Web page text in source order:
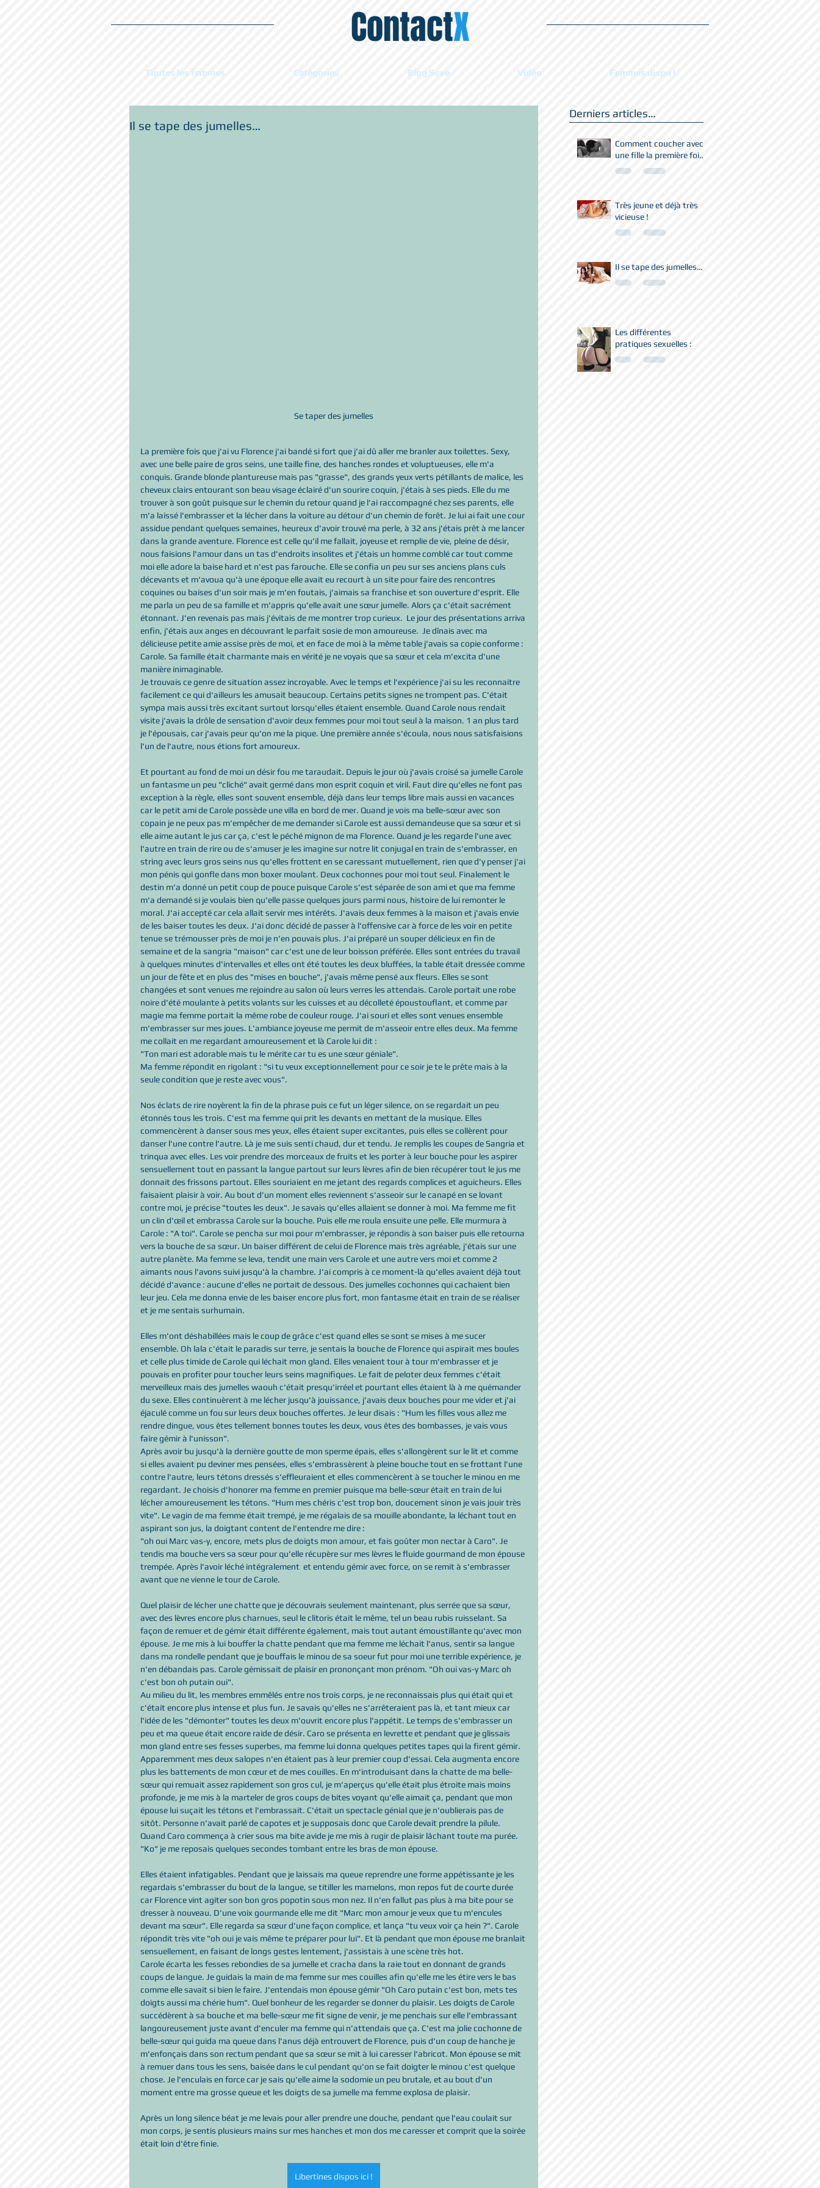
ContactX
Toutes les femmes Catégories Blog Sexe Vidéo Femmes dispo !
Il se tape des jumelles…
Se taper des jumelles
La première fois que j'ai vu Florence j'ai bandé si fort que j'ai dû aller me branler aux toilettes. Sexy,
avec une belle paire de gros seins, une taille fine, des hanches rondes et voluptueuses, elle m'a
conquis. Grande blonde plantureuse mais pas "grasse", des grands yeux verts pétillants de malice, les
cheveux clairs entourant son beau visage éclairé d'un sourire coquin, j'étais à ses pieds. Elle du me
trouver à son goût puisque sur le chemin du retour quand je l'ai raccompagné chez ses parents, elle
m'a laissé l'embrasser et la lécher dans la voiture au détour d'un chemin de forêt. Je lui ai fait une cour
assidue pendant quelques semaines, heureux d'avoir trouvé ma perle, à 32 ans j'étais prêt à me lancer
dans la grande aventure. Florence est celle qu'il me fallait, joyeuse et remplie de vie, pleine de désir,
nous faisions l'amour dans un tas d'endroits insolites et j'étais un homme comblé car tout comme
moi elle adore la baise hard et n'est pas farouche. Elle se confia un peu sur ses anciens plans culs
décevants et m'avoua qu'à une époque elle avait eu recourt à un site pour faire des rencontres
coquines ou baises d'un soir mais je m'en foutais, j'aimais sa franchise et son ouverture d'esprit. Elle
me parla un peu de sa famille et m'appris qu'elle avait une sœur jumelle. Alors ça c'était sacrément
étonnant. J'en revenais pas mais j'évitais de me montrer trop curieux.  Le jour des présentations arriva
enfin, j'étais aux anges en découvrant le parfait sosie de mon amoureuse.  Je dînais avec ma
délicieuse petite amie assise près de moi, et en face de moi à la même table j'avais sa copie conforme :
Carole. Sa famille était charmante mais en vérité je ne voyais que sa sœur et cela m'excita d'une
manière inimaginable.
Je trouvais ce genre de situation assez incroyable. Avec le temps et l'expérience j'ai su les reconnaitre
facilement ce qui d'ailleurs les amusait beaucoup. Certains petits signes ne trompent pas. C'était
sympa mais aussi très excitant surtout lorsqu'elles étaient ensemble. Quand Carole nous rendait
visite j'avais la drôle de sensation d'avoir deux femmes pour moi tout seul à la maison. 1 an plus tard
je l'épousais, car j'avais peur qu'on me la pique. Une première année s'écoula, nous nous satisfaisions
l'un de l'autre, nous étions fort amoureux.
Et pourtant au fond de moi un désir fou me taraudait. Depuis le jour où j'avais croisé sa jumelle Carole
un fantasme un peu "cliché" avait germé dans mon esprit coquin et viril. Faut dire qu'elles ne font pas
exception à la règle, elles sont souvent ensemble, déjà dans leur temps libre mais aussi en vacances
car le petit ami de Carole possède une villa en bord de mer. Quand je vois ma belle-sœur avec son
copain je ne peux pas m'empêcher de me demander si Carole est aussi demandeuse que sa sœur et si
elle aime autant le jus car ça, c'est le péché mignon de ma Florence. Quand je les regarde l'une avec
l'autre en train de rire ou de s'amuser je les imagine sur notre lit conjugal en train de s'embrasser, en
string avec leurs gros seins nus qu'elles frottent en se caressant mutuellement, rien que d'y penser j'ai
mon pénis qui gonfle dans mon boxer moulant. Deux cochonnes pour moi tout seul. Finalement le
destin m'a donné un petit coup de pouce puisque Carole s'est séparée de son ami et que ma femme
m'a demandé si je voulais bien qu'elle passe quelques jours parmi nous, histoire de lui remonter le
moral. J'ai accepté car cela allait servir mes intérêts. J'avais deux femmes à la maison et j'avais envie
de les baiser toutes les deux. J'ai donc décidé de passer à l'offensive car à force de les voir en petite
tenue se trémousser près de moi je n'en pouvais plus. J'ai préparé un souper délicieux en fin de
semaine et de la sangria "maison" car c'est une de leur boisson préférée. Elles sont entrées du travail
à quelques minutes d'intervalles et elles ont été toutes les deux bluffées, la table était dressée comme
un jour de fête et en plus des "mises en bouche", j'avais même pensé aux fleurs. Elles se sont
changées et sont venues me rejoindre au salon où leurs verres les attendais. Carole portait une robe
noire d'été moulante à petits volants sur les cuisses et au décolleté époustouflant, et comme par
magie ma femme portait la même robe de couleur rouge. J'ai souri et elles sont venues ensemble
m'embrasser sur mes joues. L'ambiance joyeuse me permit de m'asseoir entre elles deux. Ma femme
me collait en me regardant amoureusement et là Carole lui dit :
"Ton mari est adorable mais tu le mérite car tu es une sœur géniale".
Ma femme répondit en rigolant : "si tu veux exceptionnellement pour ce soir je te le prête mais à la
seule condition que je reste avec vous".
Nos éclats de rire noyèrent la fin de la phrase puis ce fut un léger silence, on se regardait un peu
étonnés tous les trois. C'est ma femme qui prit les devants en mettant de la musique. Elles
commencèrent à danser sous mes yeux, elles étaient super excitantes, puis elles se collèrent pour
danser l'une contre l'autre. Là je me suis senti chaud, dur et tendu. Je remplis les coupes de Sangria et
trinqua avec elles. Les voir prendre des morceaux de fruits et les porter à leur bouche pour les aspirer
sensuellement tout en passant la langue partout sur leurs lèvres afin de bien récupérer tout le jus me
donnait des frissons partout. Elles souriaient en me jetant des regards complices et aguicheurs. Elles
faisaient plaisir à voir. Au bout d'un moment elles reviennent s'asseoir sur le canapé en se lovant
contre moi, je précise "toutes les deux". Je savais qu'elles allaient se donner à moi. Ma femme me fit
un clin d'œil et embrassa Carole sur la bouche. Puis elle me roula ensuite une pelle. Elle murmura à
Carole : "A toi". Carole se pencha sur moi pour m'embrasser, je répondis à son baiser puis elle retourna
vers la bouche de sa sœur. Un baiser différent de celui de Florence mais très agréable, j'étais sur une
autre planète. Ma femme se leva, tendit une main vers Carole et une autre vers moi et comme 2
aimants nous l'avons suivi jusqu'à la chambre. J'ai compris à ce moment-là qu'elles avaient déjà tout
décidé d'avance : aucune d'elles ne portait de dessous. Des jumelles cochonnes qui cachaient bien
leur jeu. Cela me donna envie de les baiser encore plus fort, mon fantasme était en train de se réaliser
et je me sentais surhumain.
Elles m'ont déshabillées mais le coup de grâce c'est quand elles se sont se mises à me sucer
ensemble. Oh lala c'était le paradis sur terre, je sentais la bouche de Florence qui aspirait mes boules
et celle plus timide de Carole qui léchait mon gland. Elles venaient tour à tour m'embrasser et je
pouvais en profiter pour toucher leurs seins magnifiques. Le fait de peloter deux femmes c'était
merveilleux mais des jumelles waouh c'était presqu'irréel et pourtant elles étaient là à me quémander
du sexe. Elles continuèrent à me lécher jusqu'à jouissance, j'avais deux bouches pour me vider et j'ai
éjaculé comme un fou sur leurs deux bouches offertes. Je leur disais : "Hum les filles vous allez me
rendre dingue, vous êtes tellement bonnes toutes les deux, vous êtes des bombasses, je vais vous
faire gémir à l'unisson".
Après avoir bu jusqu'à la dernière goutte de mon sperme épais, elles s'allongèrent sur le lit et comme
si elles avaient pu deviner mes pensées, elles s'embrassèrent à pleine bouche tout en se frottant l'une
contre l'autre, leurs tétons dressés s'effleuraient et elles commencèrent à se toucher le minou en me
regardant. Je choisis d'honorer ma femme en premier puisque ma belle-sœur était en train de lui
lécher amoureusement les tétons. "Hum mes chéris c'est trop bon, doucement sinon je vais jouir très
vite". Le vagin de ma femme était trempé, je me régalais de sa mouille abondante, la léchant tout en
aspirant son jus, la doigtant content de l'entendre me dire :
"oh oui Marc vas-y, encore, mets plus de doigts mon amour, et fais goûter mon nectar à Caro". Je
tendis ma bouche vers sa sœur pour qu'elle récupère sur mes lèvres le fluide gourmand de mon épouse
trempée. Après l'avoir léché intégralement  et entendu gémir avec force, on se remit à s'embrasser
avant que ne vienne le tour de Carole.
Quel plaisir de lécher une chatte que je découvrais seulement maintenant, plus serrée que sa sœur,
avec des lèvres encore plus charnues, seul le clitoris était le même, tel un beau rubis ruisselant. Sa
façon de remuer et de gémir était différente également, mais tout autant émoustillante qu'avec mon
épouse. Je me mis à lui bouffer la chatte pendant que ma femme me léchait l'anus, sentir sa langue
dans ma rondelle pendant que je bouffais le minou de sa soeur fut pour moi une terrible expérience, je
n'en débandais pas. Carole gémissait de plaisir en prononçant mon prénom. "Oh oui vas-y Marc oh
c'est bon oh putain oui".
Au milieu du lit, les membres emmêlés entre nos trois corps, je ne reconnaissais plus qui était qui et
c'était encore plus intense et plus fun. Je savais qu'elles ne s'arrêteraient pas là, et tant mieux car
l'idée de les "démonter" toutes les deux m'ouvrit encore plus l'appétit. Le temps de s'embrasser un
peu et ma queue était encore raide de désir. Caro se présenta en levrette et pendant que je glissais
mon gland entre ses fesses superbes, ma femme lui donna quelques petites tapes qui la firent gémir.
Apparemment mes deux salopes n'en étaient pas à leur premier coup d'essai. Cela augmenta encore
plus les battements de mon cœur et de mes couilles. En m'introduisant dans la chatte de ma belle-
sœur qui remuait assez rapidement son gros cul, je m'aperçus qu'elle était plus étroite mais moins
profonde, je me mis à la marteler de gros coups de bites voyant qu'elle aimait ça, pendant que mon
épouse lui suçait les tétons et l'embrassait. C'était un spectacle génial que je n'oublierais pas de
sitôt. Personne n'avait parlé de capotes et je supposais donc que Carole devait prendre la pilule.
Quand Caro commença à crier sous ma bite avide je me mis à rugir de plaisir lâchant toute ma purée.
"Ko" je me reposais quelques secondes tombant entre les bras de mon épouse.
Elles étaient infatigables. Pendant que je laissais ma queue reprendre une forme appétissante je les
regardais s'embrasser du bout de la langue, se titiller les mamelons, mon repos fut de courte durée
car Florence vint agiter son bon gros popotin sous mon nez. Il n'en fallut pas plus à ma bite pour se
dresser à nouveau. D'une voix gourmande elle me dit "Marc mon amour je veux que tu m'encules
devant ma sœur". Elle regarda sa sœur d'une façon complice, et lança "tu veux voir ça hein ?". Carole
répondit très vite "oh oui je vais même te préparer pour lui". Et là pendant que mon épouse me branlait
sensuellement, en faisant de longs gestes lentement, j'assistais à une scène très hot.
Carole écarta les fesses rebondies de sa jumelle et cracha dans la raie tout en donnant de grands
coups de langue. Je guidais la main de ma femme sur mes couilles afin qu'elle me les étire vers le bas
comme elle savait si bien le faire. J'entendais mon épouse gémir "Oh Caro putain c'est bon, mets tes
doigts aussi ma chérie hum". Quel bonheur de les regarder se donner du plaisir. Les doigts de Carole
succédèrent à sa bouche et ma belle-sœur me fit signe de venir, je me penchais sur elle l'embrassant
langoureusement juste avant d'enculer ma femme qui n'attendais que ça. C'est ma jolie cochonne de
belle-sœur qui guida ma queue dans l'anus déjà entrouvert de Florence, puis d'un coup de hanche je
m'enfonçais dans son rectum pendant que sa sœur se mit à lui caresser l'abricot. Mon épouse se mit
à remuer dans tous les sens, baisée dans le cul pendant qu'on se fait doigter le minou c'est quelque
chose. Je l'enculais en force car je sais qu'elle aime la sodomie un peu brutale, et au bout d'un
moment entre ma grosse queue et les doigts de sa jumelle ma femme explosa de plaisir.
Après un long silence béat je me levais pour aller prendre une douche, pendant que l'eau coulait sur
mon corps, je sentis plusieurs mains sur mes hanches et mon dos me caresser et comprit que la soirée
était loin d'être finie.
Libertines dispos ici !
Derniers articles…
Comment coucher avec
une fille la première fois
?
Très jeune et déjà très
vicieuse !
Il se tape des jumelles…
Les différentes
pratiques sexuelles :